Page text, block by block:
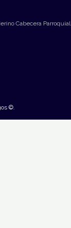
Cabecera Parroquial
©.